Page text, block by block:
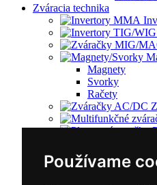
Používame
Zváracia technika
Magnety
Svorky
Račety
Redukčný ventil
Vozíky